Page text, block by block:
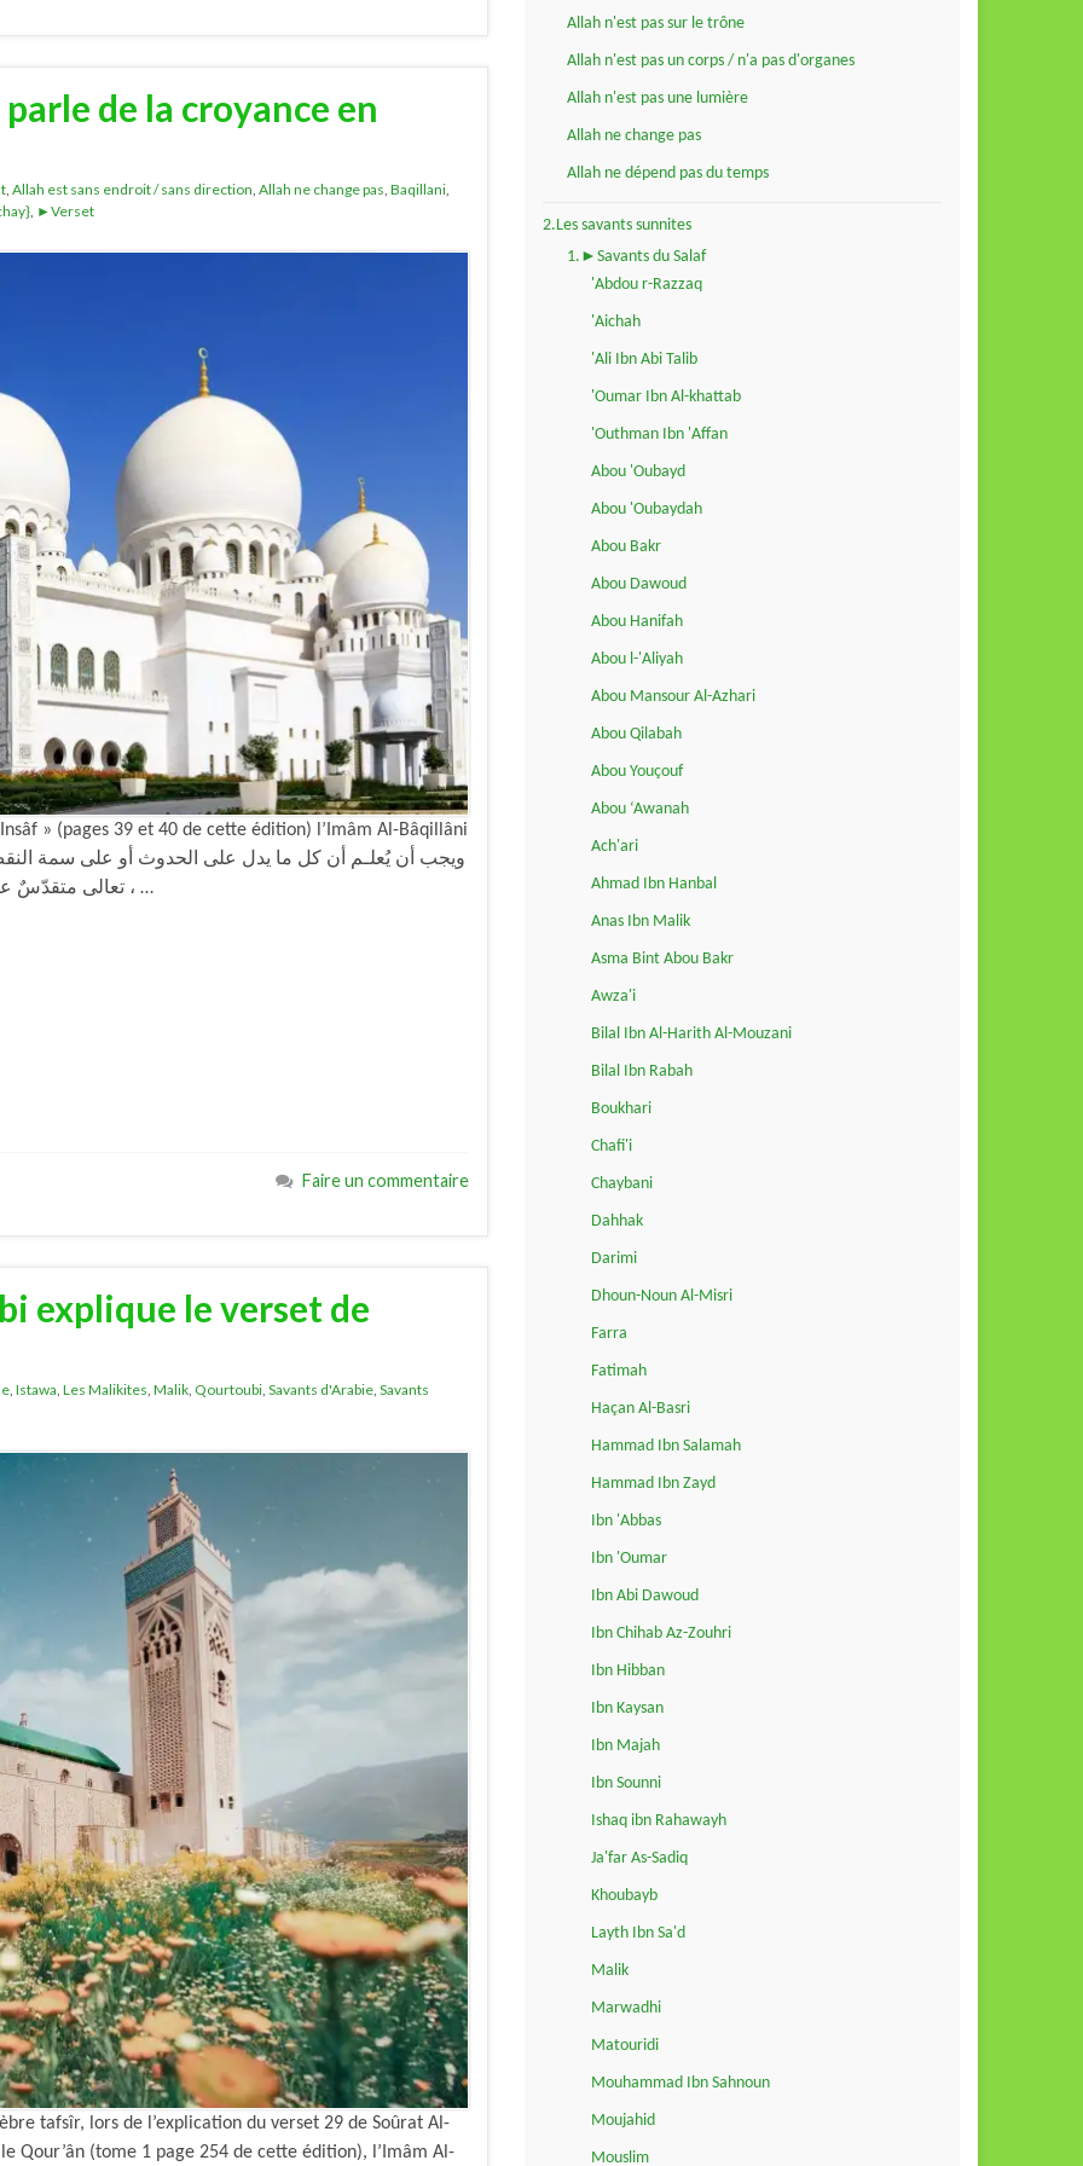
de la croyance en
Allah est sans endroit / sans direction Allah ne change pas Baqillani
►Verset
» (pages 39 et 40 de cette édition) l’Imâm Al-Bâqillâni
تعالى متقدّسٌ عن الاختصاص بالجهات ، والاتصاف بصفات الـمحدثات ، …
Faire un commentaire
explique le verset de
Istawa Les Malikites Malik Qourtoubi Savants d'Arabie Savants
tafsîr, lors de l’explication du verset 29 de Soûrat Al-
Qour’ân (tome 1 page 254 de cette édition), l’Imâm Al-
Allah n'est pas sur le trône
Allah n'est pas un corps / n'a pas d'organes
Allah n'est pas une lumière
Allah ne change pas
Allah ne dépend pas du temps
2.Les savants sunnites
1.►Savants du Salaf
'Abdou r-Razzaq
'Aichah
'Ali Ibn Abi Talib
'Oumar Ibn Al-khattab
'Outhman Ibn 'Affan
Abou 'Oubayd
Abou 'Oubaydah
Abou Bakr
Abou Dawoud
Abou Hanifah
Abou l-'Aliyah
Abou Mansour Al-Azhari
Abou Qilabah
Abou Youçouf
Abou ‘Awanah
Ach'ari
Ahmad Ibn Hanbal
Anas Ibn Malik
Asma Bint Abou Bakr
Awza'i
Bilal Ibn Al-Harith Al-Mouzani
Bilal Ibn Rabah
Boukhari
Chafi'i
Chaybani
Dahhak
Darimi
Dhoun-Noun Al-Misri
Farra
Fatimah
Haçan Al-Basri
Hammad Ibn Salamah
Hammad Ibn Zayd
Ibn 'Abbas
Ibn 'Oumar
Ibn Abi Dawoud
Ibn Chihab Az-Zouhri
Ibn Hibban
Ibn Kaysan
Ibn Majah
Ibn Sounni
Ishaq ibn Rahawayh
Ja'far As-Sadiq
Khoubayb
Layth Ibn Sa'd
Malik
Marwadhi
Matouridi
Mouhammad Ibn Sahnoun
Moujahid
Mouslim